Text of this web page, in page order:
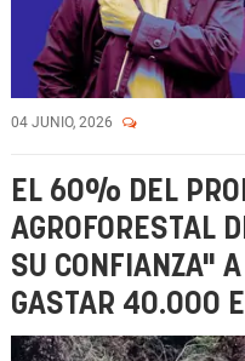
04 JUNIO, 2026
EL 60% DEL
AGROFORESTAL
SU CONFIANZA"
GASTAR 40.000